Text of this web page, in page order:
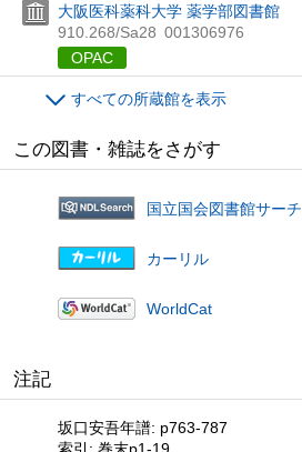
大阪医科薬科大学 薬学部図書館
910.268/Sa28 001306976
OPAC
すべての所蔵館を表示
この図書・雑誌をさがす
国立国会図書館サーチ
カーリル
WorldCat
注記
坂口安吾年譜: p763-787
索引: 巻末p1-19